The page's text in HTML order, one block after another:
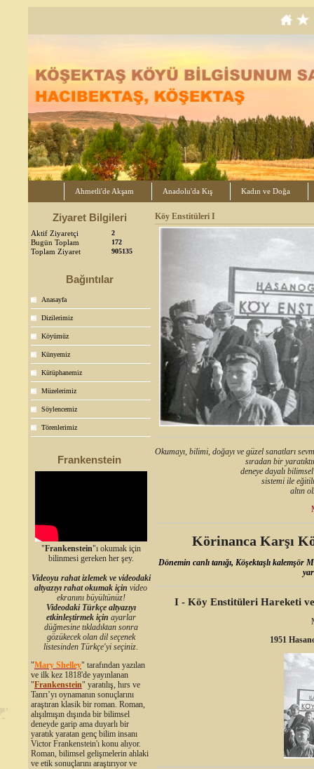
Ahmetli'de Akşam Anadolu'da Kış Kadın ve Doğa
Ziyaret Bilgileri
Aktif Ziyaretçi 2
Bugün Toplam 172
Toplam Ziyaret 905135
Bağıntılar
Anasayfa
Dizilerimiz
Köyümüz
Künyemiz
Kütüphanemiz
Müzelerimiz
Söylencemiz
Törenlerimiz
Frankenstein
"Frankenstein"ı okumak için
bilinmesi gereken her şey.
Videoyu rahat izlemek ve videodaki
altyazıyı rahat okumak için video
ekranını büyültünüz!
Videodaki Türkçe altyazıyı
etkinleştirmek için ayarlar
düğmesine tıkladıktan sonra
gözükecek olan dil seçenek
listesinden Türkçe'yi seçiniz.
"Mary Shelley" tarafından yazılan
ve ilk kez 1818'de yayınlanan
"Frankenstein" yaratılış, hırs ve
Tanrı’yı oynamanın sonuçlarını
araştıran klasik bir roman. Roman,
alışılmışın dışında bir bilimsel
deneyde garip ama duyarlı bir
yaratık yaratan genç bilim insanı
Victor Frankenstein'ı konu alıyor.
Roman, bilimsel gelişmelerin ahlaki
ve etik sonuçlarını araştırıyor ve
Köy Enstitüleri I
Okumayı, bilimi, doğayı ve güzel sanatları
sıradan bir
deneye dayalı
sistemi ile
altın
Körinanca Karşı
Dönemin canlı tanığı, Köşektaşlı kalemşör
I - Köy Enstitüleri Hareketi
1951